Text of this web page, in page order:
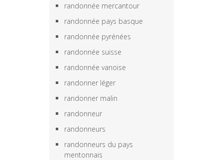
randonnée mercantour
randonnée pays basque
randonnée pyrénées
randonnée suisse
randonnée vanoise
randonner léger
randonner malin
randonneur
randonneurs
randonneurs du pays
mentonnais